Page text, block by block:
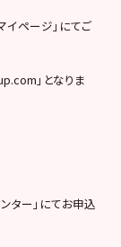
イページ」にてご
」となりま
ター」にてお申込